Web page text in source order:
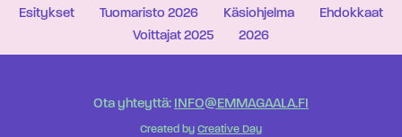
Esitykset
Tuomaristo 2026 Käsiohjelma
Ehdokkaat
Voittajat 2025
2026
Ota yhteyttä: INFO@EMMAGAALA.FI
Created by Creative Day